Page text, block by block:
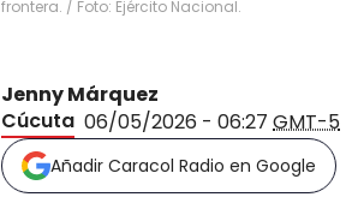
frontera. / Foto: Ejército Nacional.
Jenny Márquez
Cúcuta 06/05/2026 - 06:27 GMT-5
Añadir Caracol Radio en Google